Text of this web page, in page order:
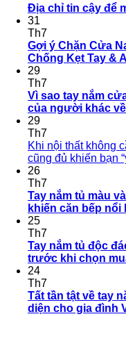
Địa chỉ tin cậy để
31
Th7
Gợi ý Chặn Cửa
Chống Kẹt Tay &
29
Th7
Vì sao tay nắm
của người khác
29
Th7
Khi nội thất không
cũng đủ khiến bạn
26
Th7
Tay nắm tủ màu
khiến căn bếp nổi
25
Th7
Tay nắm tủ độc
trước khi chọn
24
Th7
Tất tần tật về tay
diện cho gia đình